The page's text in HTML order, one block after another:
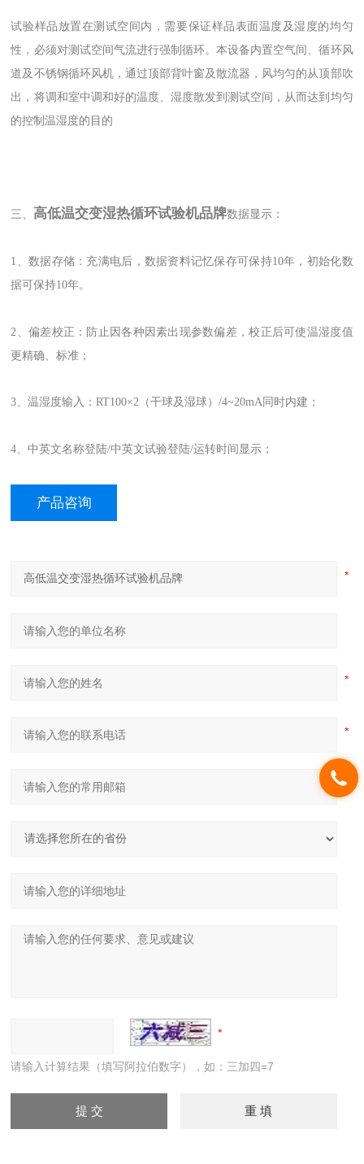
试验样品放置在测试空间内，需要保证样品表面温度及湿度的均匀
性，必须对测试空间气流进行强制循环。本设备内置空气间、循环风
道及不锈钢循环风机，通过顶部背叶窗及散流器，风均匀的从顶部吹
出，将调和室中调和好的温度、湿度散发到测试空间，从而达到均匀
的控制温湿度的目的
三、 高低温交变湿热循环试验机品牌数据显示：
1、数据存储：充满电后，数据资料记忆保存可保持10年，初始化数
据可保持10年。
2、偏差校正：防止因各种因素出现参数偏差，校正后可使温湿度值
更精确、标准；
3、温湿度输入：RT100×2（干球及湿球）/4~20mA同时内建；
4、中英文名称登陆/中英文试验登陆/运转时间显示；
产品咨询
请输入计算结果（填写阿拉伯数字），如：三加四=7